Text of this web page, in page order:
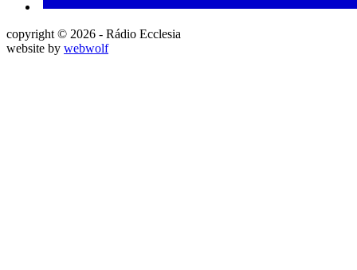
copyright © 2026 - Rádio Ecclesia
website by webwolf